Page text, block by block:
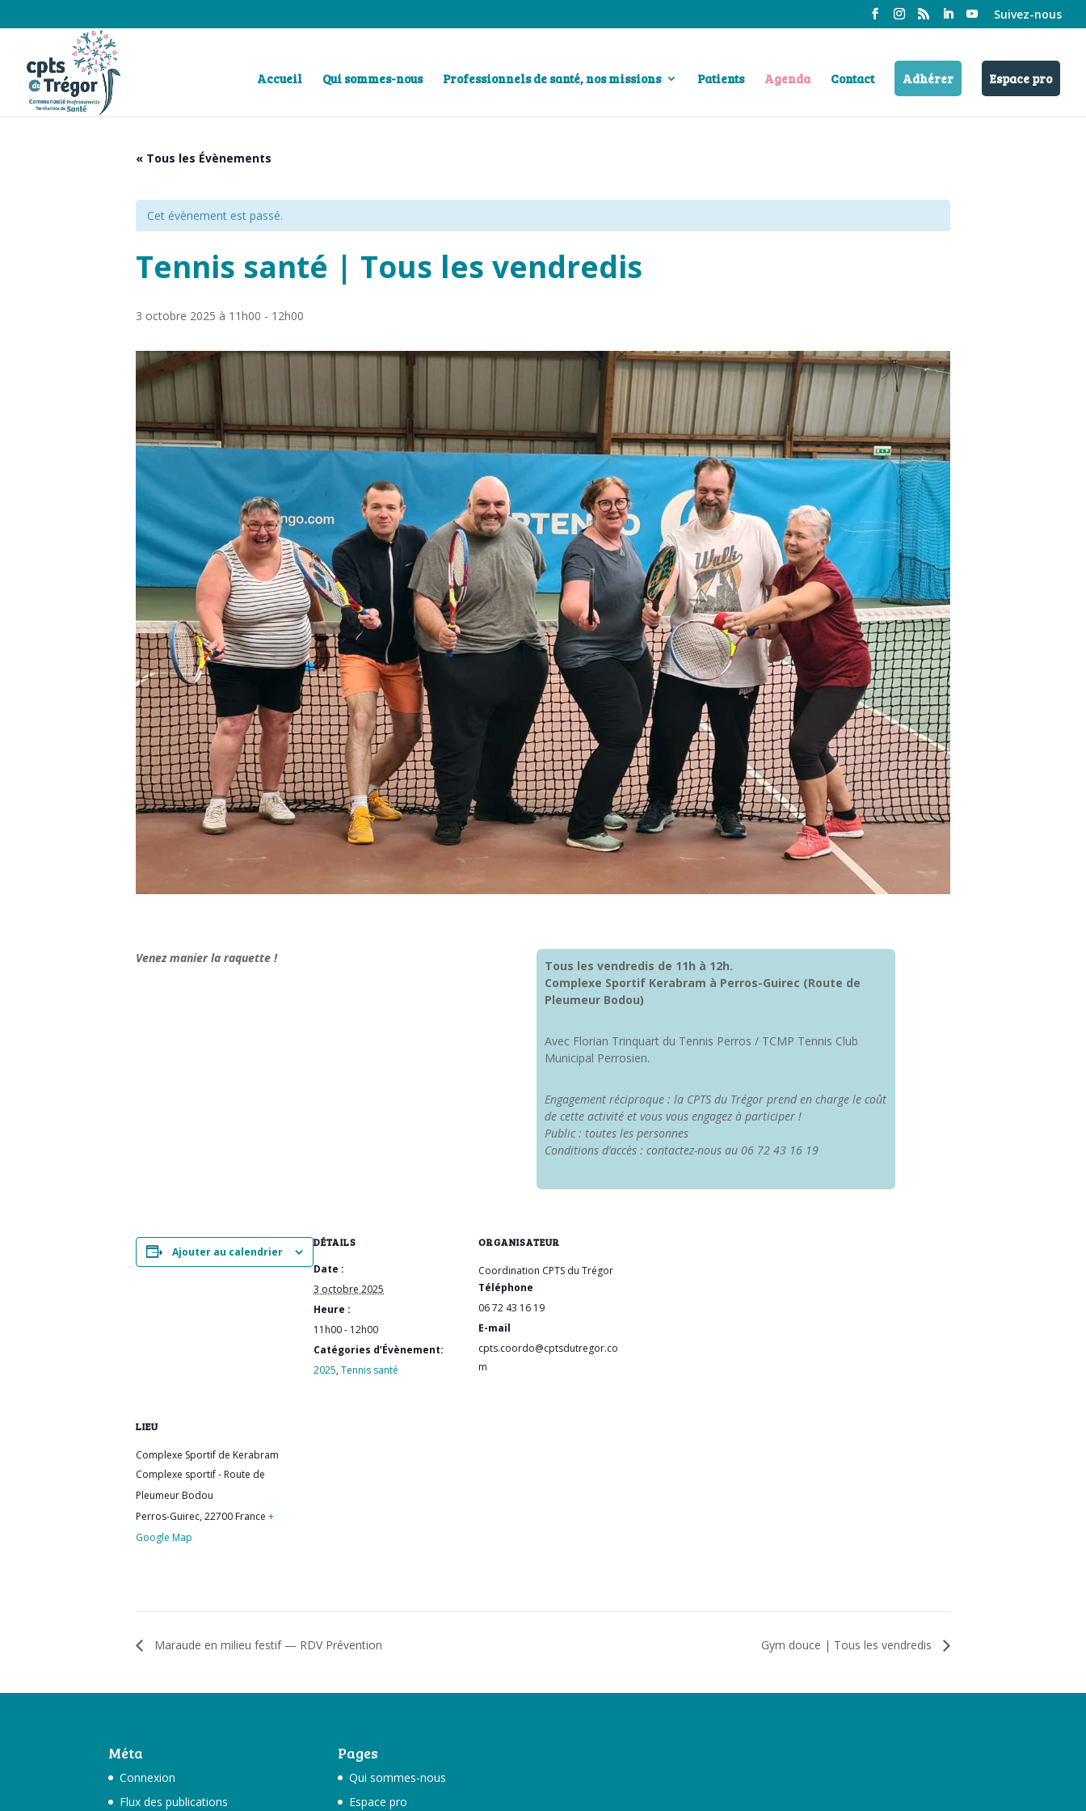
Suivez-nous
Accueil Qui sommes-nous Professionnels de santé, nos missions Patients Agenda Contact Adhérer Espace pro
« Tous les Évènements
Cet évènement est passé.
Tennis santé | Tous les vendredis
3 octobre 2025 à 11h00 - 12h00
Venez manier la raquette !
Tous les vendredis de 11h à 12h.
Complexe Sportif Kerabram à Perros-Guirec (Route de
Pleumeur Bodou)
Avec Florian Trinquart du Tennis Perros / TCMP Tennis Club
Municipal Perrosien.
Engagement réciproque : la CPTS du Trégor prend en charge le coût
de cette activité et vous vous engagez à participer !
Public : toutes les personnes
Conditions d’accès : contactez-nous au 06 72 43 16 19
Ajouter au calendrier
DÉTAILS
Date :
3 octobre 2025
Heure :
11h00 - 12h00
Catégories d’Évènement:
2025,Tennis santé
ORGANISATEUR
Coordination CPTS du Trégor
Téléphone
06 72 43 16 19
E-mail
cpts.coordo@cptsdutregor.co
m
LIEU
Complexe Sportif de Kerabram
Complexe sportif - Route de
Pleumeur Bodou
Perros-Guirec,22700 France +
Google Map
Maraude en milieu festif — RDV Prévention Gym douce | Tous les vendredis
Méta
Connexion
Flux des publications
Pages
Qui sommes-nous
Espace pro